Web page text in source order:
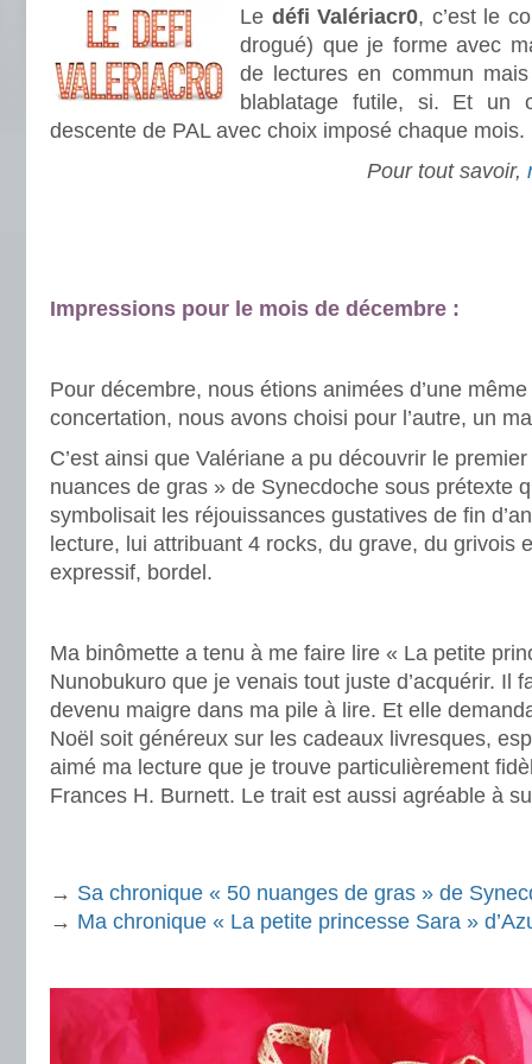
Le défi Valériacr0, c’est le
drogué) que je forme avec
de lectures en commun
blablatage futile, si. Et un
descente de PAL avec choix imposé chaque
Pour tout savoir,
Impressions pour le mois de décembre :
Pour décembre, nous étions animées d’une
concertation, nous avons choisi pour l’autre, un
C’est ainsi que Valériane a pu découvrir le
nuances de gras » de Synecdoche sous prétexte
symbolisait les réjouissances gustatives de fin
lecture, lui attribuant 4 rocks, du grave, du grivois
expressif, bordel.
Ma binômette a tenu à me faire lire « La petite
Nunobukuro que je venais tout juste d’acquérir. Il
devenu maigre dans ma pile à lire. Et elle
Noël soit généreux sur les cadeaux livresques,
aimé ma lecture que je trouve particulièrement
Frances H. Burnett. Le trait est aussi agréable à
→ Sa chronique « 50 nuanges de gras » de
→ Ma chronique « La petite princesse Sara »